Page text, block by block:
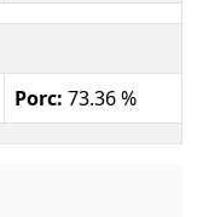
Porc: 73.36 %